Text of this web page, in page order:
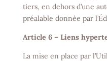
tiers, en dehors d’une
préalable donnée par
Article 6 – Liens
La mise en place par